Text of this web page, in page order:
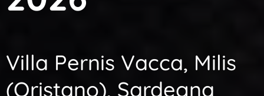
Villa Pernis Vacca, Milis
(Oristano), Sardegna